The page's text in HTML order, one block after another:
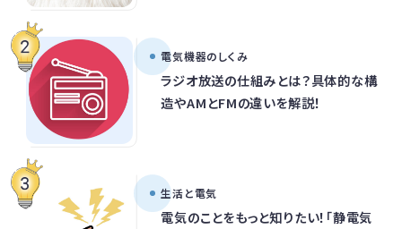
電気機器のしくみ
ラジオ放送の仕組みとは？具体的な構
造やAMとFMの違いを解説！
生活と電気
電気のことをもっと知りたい！「静電気